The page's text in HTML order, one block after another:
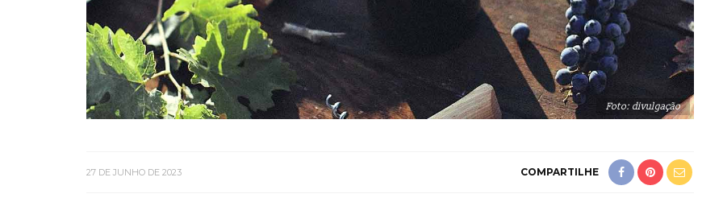
Foto: divulgação
27 DE JUNHO DE 2023 COMPARTILHE